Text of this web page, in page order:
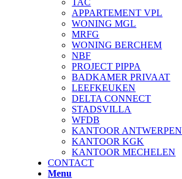
TAC
APPARTEMENT VPL
WONING MGL
MRFG
WONING BERCHEM
NBF
PROJECT PIPPA
BADKAMER PRIVAAT
LEEFKEUKEN
DELTA CONNECT
STADSVILLA
WFDB
KANTOOR ANTWERPEN
KANTOOR KGK
KANTOOR MECHELEN
CONTACT
Menu